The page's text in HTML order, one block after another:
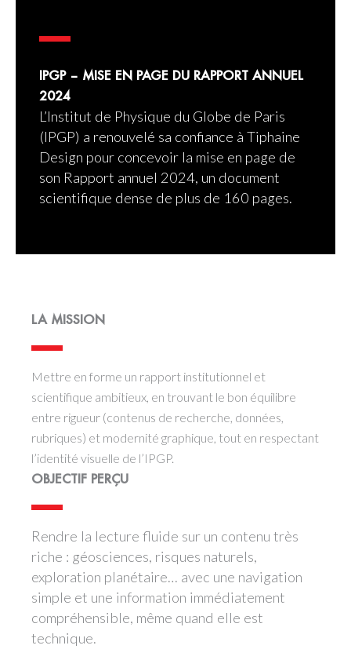
IPGP – MISE EN PAGE DU RAPPORT ANNUEL
2024
L’Institut de Physique du Globe de Paris
(IPGP) a renouvelé sa confiance à Tiphaine
Design pour concevoir la mise en page de
son Rapport annuel 2024, un document
scientifique dense de plus de 160 pages.
LA MISSION
Mettre en forme un rapport institutionnel et
scientifique ambitieux, en trouvant le bon équilibre
entre rigueur (contenus de recherche, données,
rubriques) et modernité graphique, tout en respectant
l’identité visuelle de l’IPGP.
OBJECTIF PERÇU
Rendre la lecture fluide sur un contenu très
riche : géosciences, risques naturels,
exploration planétaire… avec une navigation
simple et une information immédiatement
compréhensible, même quand elle est
technique.